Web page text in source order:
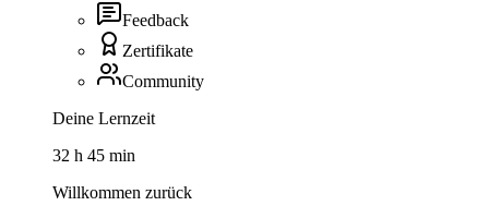
Feedback
Zertifikate
Community
Deine Lernzeit
32 h 45 min
Willkommen zurück